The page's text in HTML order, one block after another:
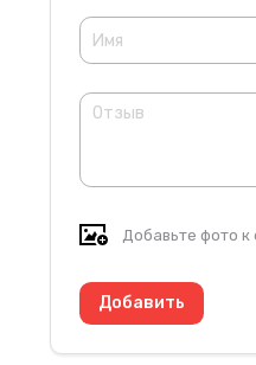
Добавьте фото